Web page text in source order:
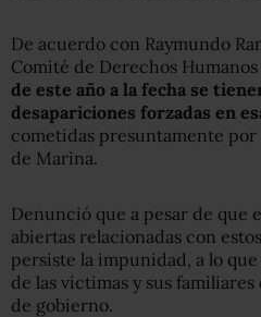
De acuerdo con Raymundo
Comité de Derechos Humanos
de este año a la fecha se
desapariciones forzadas en
cometidas presuntamente
de Marina.
Denunció que a pesar de que
abiertas relacionadas con
persiste la impunidad, a lo
de las víctimas y sus
de gobierno.